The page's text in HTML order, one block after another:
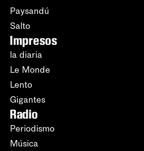
Paysandú
Salto
Impresos
la diaria
Le Monde
Lento
Gigantes
Radio
Periodismo
Música